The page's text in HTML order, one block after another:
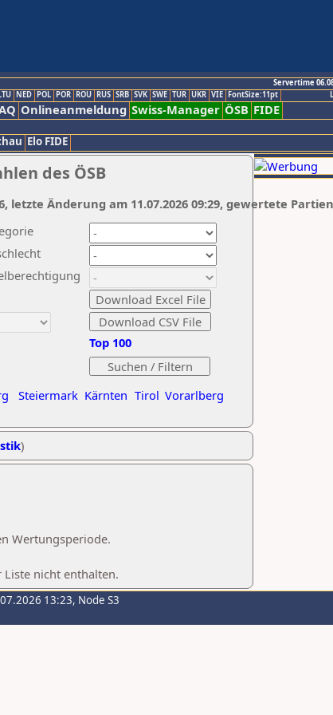
Servertime
NED POL POR ROU RUS SRB SVK SWE TUR UKR VIE FontSize:11pt
Onlineanmeldung Swiss-Manager ÖSB FIDE
Elo FIDE
des ÖSB
Steiermark Kärnten Tirol Vorarlberg
Top 100
letzte Änderung am 11.07.2026 09:29, gewertete
)
Wertungsperiode.
nicht enthalten.
13:23, Node S3